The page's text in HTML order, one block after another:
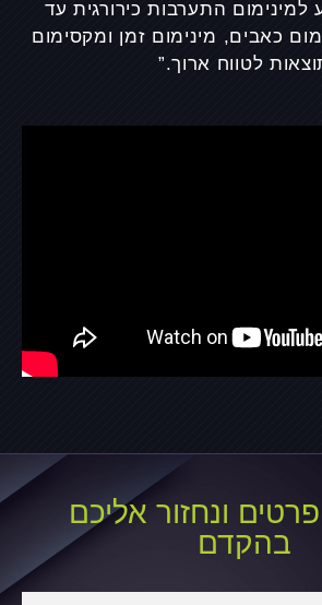
למינימום התערבות כירורגית עד
כאבים, מינימום זמן ומקסימום
לטווח ארוך.”
ונחזור אליכם
בהקדם